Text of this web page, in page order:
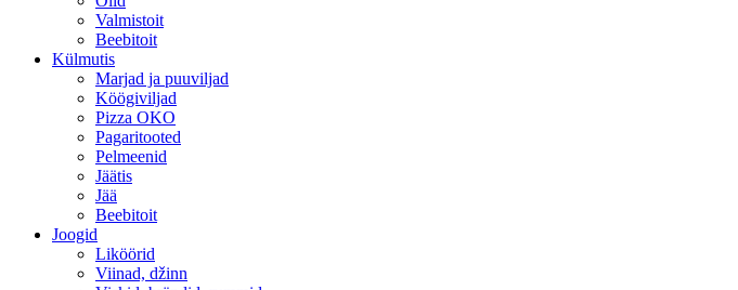
Valmistoit
Beebitoit
Külmutis
Marjad ja puuviljad
Köögiviljad
Pizza OKO
Pagaritooted
Pelmeenid
Jäätis
Jää
Beebitoit
Joogid
Liköörid
Viinad, džinn